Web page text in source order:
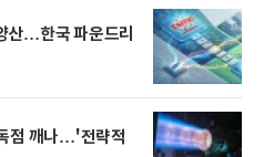
…한국 파운드리
점 깨나…'전략적